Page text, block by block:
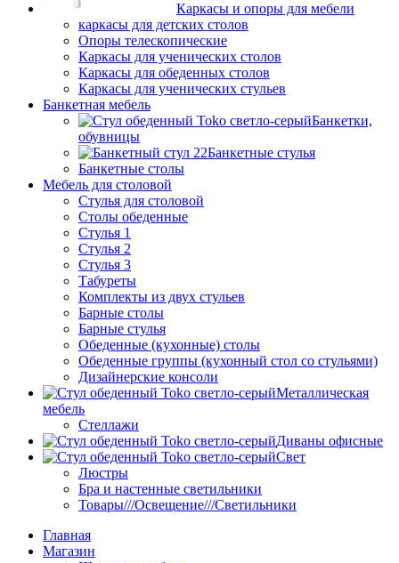
Каркасы и опоры для мебели
каркасы для детских столов
Опоры телескопические
Каркасы для ученических столов
Каркасы для обеденных столов
Каркасы для ученических стульев
Банкетная мебель
Банкетки,
обувницы
Банкетные стулья
Банкетные столы
Мебель для столовой
Стулья для столовой
Столы обеденные
Стулья 1
Стулья 2
Стулья 3
Табуреты
Комплекты из двух стульев
Барные столы
Барные стулья
Обеденные (кухонные) столы
Обеденные группы (кухонный стол со стульями)
Дизайнерские консоли
Металлическая
мебель
Стеллажи
Диваны офисные
Свет
Люстры
Бра и настенные светильники
Товары///Освещение///Светильники
Главная
Магазин